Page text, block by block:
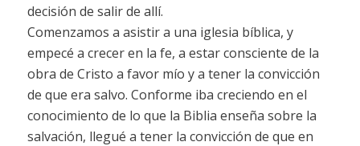
decisión de salir de allí.
Comenzamos a asistir a una iglesia bíblica, y
empecé a crecer en la fe, a estar consciente de la
obra de Cristo a favor mío y a tener la convicción
de que era salvo. Conforme iba creciendo en el
conocimiento de lo que la Biblia enseña sobre la
salvación, llegué a tener la convicción de que en